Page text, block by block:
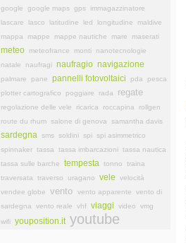
google
google maps gps
immagazzinatore
lascare
lasco latitudine led longitudine
maldive
mappa
mappe mappe nautiche mare maserati
meteo meteofrance monti
nanotecnologie
natale
naufragi naufragio navigazione
palmare pane pannelli fotovoltaici pda
pesca
plotter cartografico
poggiare rada regate
regolazione delle vele ricarica roccapina
rollgen
route du rhum
salone di genova samantha davis
sardegna sms soldini spi
spi asimmetrico
spinnaker tassa tassa imbarcazioni tassa nautica
tassa sulle barche
tempesta tonno
traina
traversata
traverso uragano vele
velocità
vendee globe
vento vento apparente
vento di
sardegna
vento reale vhf viaggi video
vmg
wifi youposition.it youtube